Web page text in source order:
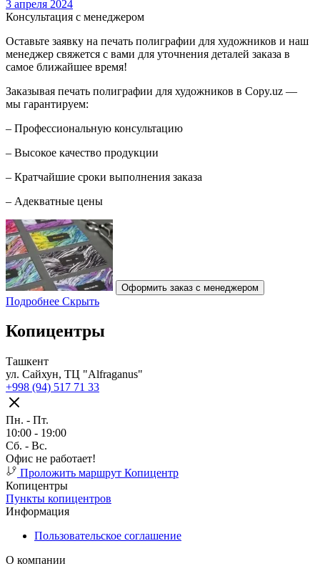
3 апреля 2024
Консультация с менеджером
Оставьте заявку на печать полиграфии для художников и наш
менеджер свяжется с вами для уточнения деталей заказа в
самое ближайшее время!
Заказывая печать полиграфии для художников в Copy.uz —
мы гарантируем:
– Профессиональную консультацию
– Высокое качество продукции
– Кратчайшие сроки выполнения заказа
– Адекватные цены
Оформить заказ с менеджером
Подробнее Скрыть
Копицентры
Ташкент
ул. Сайхун, ТЦ "Alfraganus"
+998 (94) 517 71 33
Пн. - Пт.
10:00 - 19:00
Cб. - Вс.
Офис не работает!
Проложить маршрут Копицентр
Копицентры
Пункты копицентров
Информация
Пользовательское соглашение
О компании